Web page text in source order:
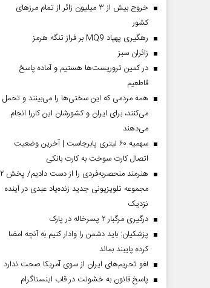
خروج بیش از ۳ میلیون زائر از تمام مرز‌های
کشور
رهگیری پهپاد MQ9 بر فراز تنگه هرمز
‌زائران سبز
در کمین تروریست‌ها هستیم و آماده پاسخ
قاطعیم
همه مردمی که این سختی‌ها را می‌بینند و تحمل
می‌کنند، برای ایران و کشورشان این کاررا انجام
می‌دهند
سهمیه ۶۰ لیتری پابرجاست | آخرین وضعیت
اتصال کارت سوخت به کارت بانکی
هنرمند منحصر‌به‌فردی را از دست دادیم/ پخش ۲
مجموعه تلویزیونی جدید زنده‌یاد عبدی در آینده
نزدیک
درگیری مرگبار ۲ پسرخاله در پارک
پزشکیان: باید دشمن را وادار کنیم به آنچه امضا
کرده پایبند بماند
لغو تحریم‌های ایران از سوی آمریکا صحت ندارد
پاسخ قانون به خشونت در قاب اینستاگرام